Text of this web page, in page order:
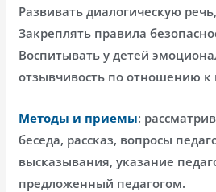
Развивать диалогическую
Закреплять правила
Воспитывать у детей
отзывчивость по отношению к
Методы и приемы:
беседа, рассказ, вопросы
высказывания, указание
предложенный педагогом.